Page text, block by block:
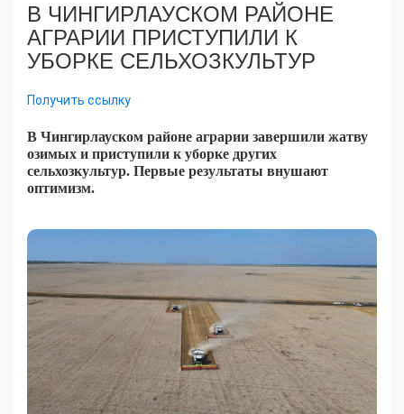
В ЧИНГИРЛАУСКОМ РАЙОНЕ
АГРАРИИ ПРИСТУПИЛИ К
УБОРКЕ СЕЛЬХОЗКУЛЬТУР
Получить ссылку
В Чингирлауском районе аграрии завершили жатву
озимых и приступили к уборке других
сельхозкультур. Первые результаты внушают
оптимизм.